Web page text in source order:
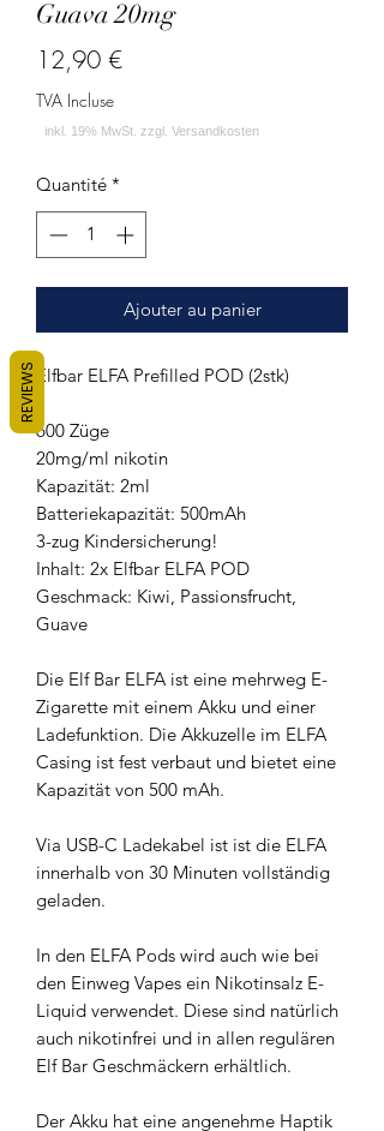
Guava 20mg
12,90 €Prix
TVA Incluse
Quantité *
Ajouter au panier
Elfbar ELFA Prefilled POD (2stk)
600 Züge
20mg/ml nikotin
Kapazität: 2ml
Batteriekapazität: 500mAh
3-zug Kindersicherung!
Inhalt: 2x Elfbar ELFA POD
Geschmack: Kiwi, Passionsfrucht,
Guave
Die Elf Bar ELFA ist eine mehrweg E-
Zigarette mit einem Akku und einer
Ladefunktion. Die Akkuzelle im ELFA
Casing ist fest verbaut und bietet eine
Kapazität von 500 mAh.
Via USB-C Ladekabel ist ist die ELFA
innerhalb von 30 Minuten vollständig
geladen.
In den ELFA Pods wird auch wie bei
den Einweg Vapes ein Nikotinsalz E-
Liquid verwendet. Diese sind natürlich
auch nikotinfrei und in allen regulären
Elf Bar Geschmäckern erhältlich.
Der Akku hat eine angenehme Haptik
REVIEWS